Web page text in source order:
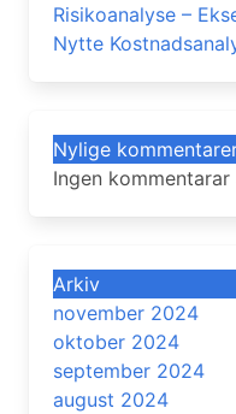
Risikoanalyse –
Nytte
Nylige
Ingen kommentarar
Arkiv
november 2024
oktober 2024
september 2024
august 2024